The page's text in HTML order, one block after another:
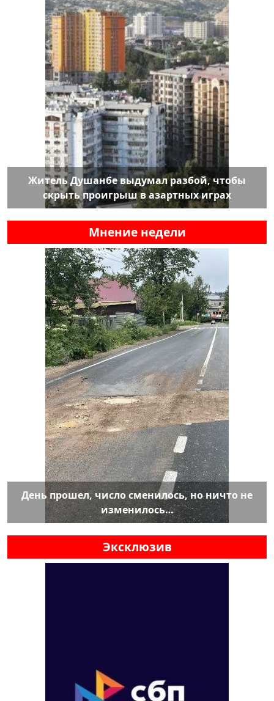
Житель Душанбе выдумал разбой, чтобы
скрыть проигрыш в азартных играх
Мнение недели
День прошел, число сменилось, но ничто не
изменилось…
Эксклюзив